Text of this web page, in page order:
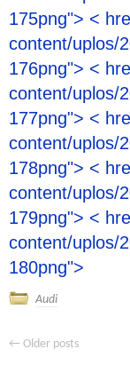
175png"> <
content/uplos/
176png"> <
content/uplos/
177png"> <
content/uplos/
178png"> <
content/uplos/
179png"> <
content/uplos/
180png">
Audi
← Older posts